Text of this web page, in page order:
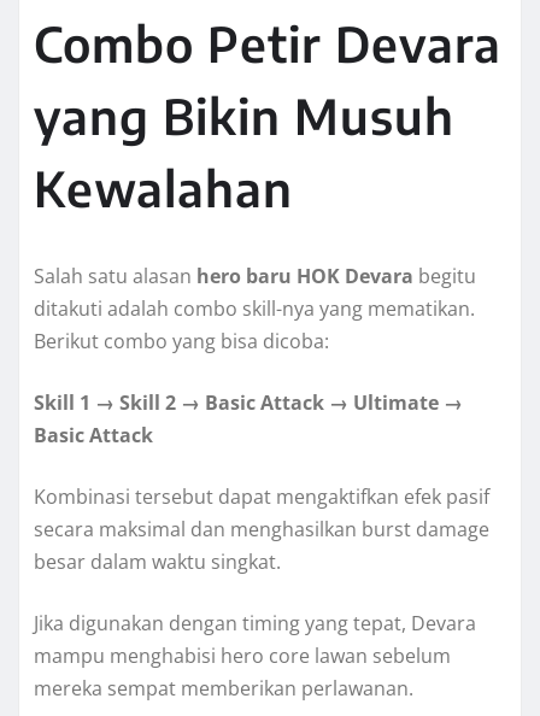
Combo Petir Devara
yang Bikin Musuh
Kewalahan
Salah satu alasan hero baru HOK Devara begitu
ditakuti adalah combo skill-nya yang mematikan.
Berikut combo yang bisa dicoba:
Skill 1 → Skill 2 → Basic Attack → Ultimate →
Basic Attack
Kombinasi tersebut dapat mengaktifkan efek pasif
secara maksimal dan menghasilkan burst damage
besar dalam waktu singkat.
Jika digunakan dengan timing yang tepat, Devara
mampu menghabisi hero core lawan sebelum
mereka sempat memberikan perlawanan.